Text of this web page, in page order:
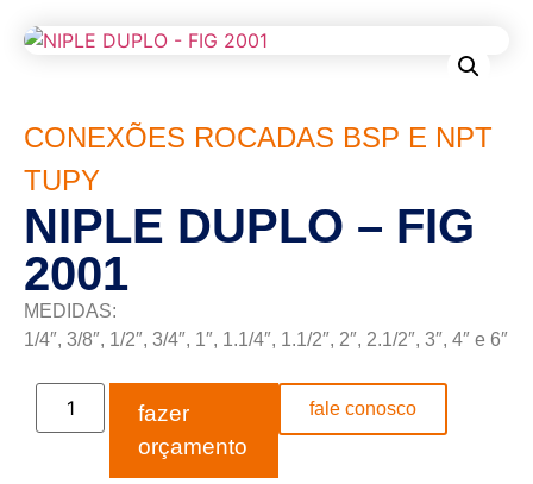
CONEXÕES ROCADAS BSP E NPT
TUPY
NIPLE DUPLO – FIG
2001
MEDIDAS:
1/4″, 3/8″, 1/2″, 3/4″, 1″, 1.1/4″, 1.1/2″, 2″, 2.1/2″, 3″, 4″ e 6″
fazer
orçamento
fale conosco